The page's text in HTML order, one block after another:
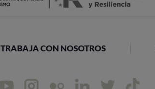
TRABAJA CON NOSOTROS